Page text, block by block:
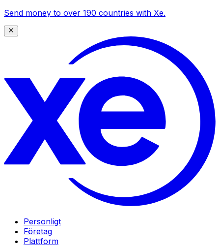
Send money to over 190 countries with Xe.
Personligt
Företag
Plattform